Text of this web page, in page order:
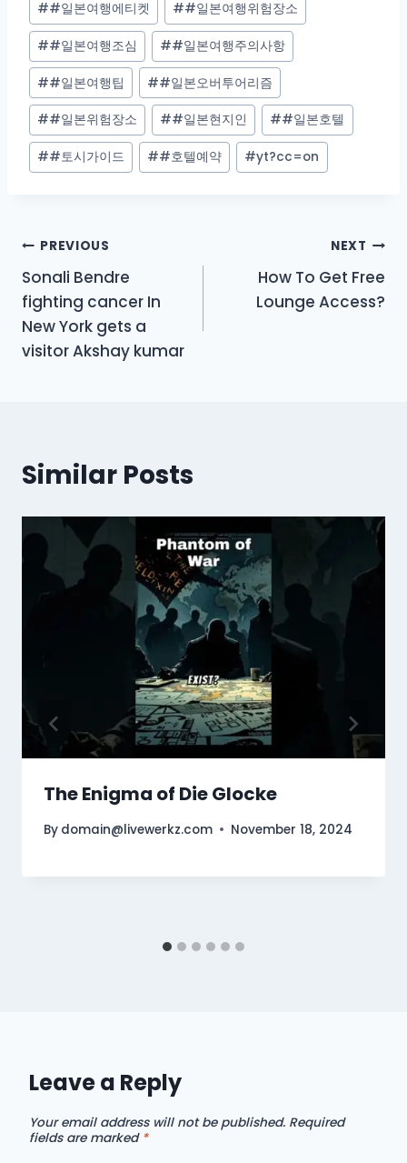
##일본여행에티켓 ##일본여행위험장소
##일본여행조심 ##일본여행주의사항
##일본여행팁 ##일본오버투어리즘
##일본위험장소 ##일본현지인 ##일본호텔
##토시가이드 ##호텔예약 #yt?cc=on
Post
navigation
PREVIOUS
Sonali Bendre
fighting cancer In
New York gets a
visitor Akshay kumar
NEXT
How To Get Free
Lounge Access?
Similar Posts
The Enigma of Die Glocke
By domain@livewerkz.com November 18, 2024
Leave a Reply
Your email address will not be published. Required
fields are marked *